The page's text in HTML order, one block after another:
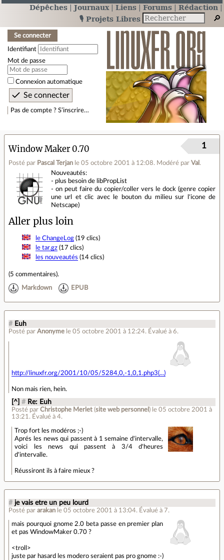
Dépêches Journaux Liens Forums
Rédaction
🎙️ Projets Libres
Se connecter
Identifiant
Mot de passe
Connexion automatique
Pas de compte ? S’inscrire…
Window Maker 0.70
Posté par Pascal Terjan le 05 octobre 2001 à 12:08. Modéré par Val .
1
Nouveautés:
- plus besoin de libPropList
- on peut faire du copier/coller vers le dock (genre copier
une url et clic avec le bouton du milieu sur l'icone de
Netscape)
Aller plus loin
le ChangeLog(19 clics)
le tar.gz(17 clics)
les nouveautés (14 clics)
(5 commentaires).
Markdown EPUB
# Euh
Posté par Anonyme le 05 octobre 2001 à 12:24. Évalué à 6.
http://linuxfr.org/2001/10/05/5284,0,-1,0,1.php3(...)
Non mais rien, hein.
[^] # Re: Euh
Posté parChristophe Merlet (site web personnel ) le 05 octobre 2001 à
13:21 . Évalué à4.
Trop fort les modéros ;-)
Aprés les news qui passent à 1 semaine d'intervalle,
voici les news qui passent à 3/4 d'heures
d'intervalle.
Réussiront ils à faire mieux ?
# je vais etre un peu lourd
Posté par arakan le 05 octobre 2001 à 13:04. Évalué à 7.
mais pourquoi gnome 2.0 beta passe en premier plan
et pas WindowMaker 0.70 ?
<troll>
juste par hasard les modero seraient pas pro gnome :-)